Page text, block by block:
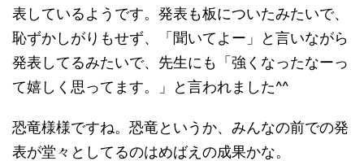
表しているようです。発表も板についたみたいで、
恥ずかしがりもせず、「聞いてよー」と言いながら
発表してるみたいで、先生にも「強くなったなーっ
て嬉しく思ってます。」と言われました^^
恐竜様様ですね。恐竜というか、みんなの前での発
表が堂々としてるのはめばえの成果かな。